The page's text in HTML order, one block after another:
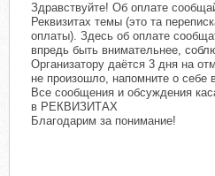
Здравствуйте! Об оплате
Реквизитах темы (это та
оплаты). Здесь об оплате
впредь быть внимательнее,
Организатору даётся 3 дня на
не произошло, напомните о себе
Все сообщения и обсуждения
в РЕКВИЗИТАХ
Благодарим за понимание!